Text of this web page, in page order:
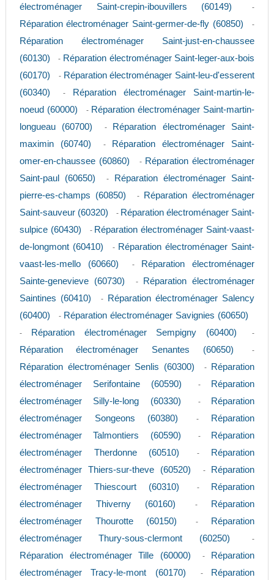
électroménager Saint-crepin-ibouvillers (60149)
-
Réparation électroménager Saint-germer-de-fly (60850) -
Réparation électroménager Saint-just-en-chaussee
(60130)
- Réparation électroménager Saint-leger-aux-bois
(60170)
- Réparation électroménager Saint-leu-d'esserent
(60340)
-
Réparation électroménager Saint-martin-le-
noeud (60000)
- Réparation électroménager Saint-martin-
longueau (60700)
-
Réparation électroménager Saint-
maximin (60740)
-
Réparation électroménager Saint-
omer-en-chaussee (60860)
- Réparation électroménager
Saint-paul (60650)
-
Réparation électroménager Saint-
pierre-es-champs (60850)
-
Réparation électroménager
Saint-sauveur (60320)
- Réparation électroménager Saint-
sulpice (60430)
- Réparation électroménager Saint-vaast-
de-longmont (60410)
- Réparation électroménager Saint-
vaast-les-mello (60660)
-
Réparation électroménager
Sainte-genevieve (60730)
-
Réparation électroménager
Saintines (60410)
-
Réparation électroménager Salency
(60400)
- Réparation électroménager Savignies (60650)
- Réparation électroménager Sempigny (60400) -
Réparation électroménager Senantes (60650) -
Réparation électroménager Senlis (60300) -
Réparation
électroménager Serifontaine (60590)
-
Réparation
électroménager Silly-le-long (60330)
-
Réparation
électroménager Songeons (60380)
-
Réparation
électroménager Talmontiers (60590)
-
Réparation
électroménager Therdonne (60510)
-
Réparation
électroménager Thiers-sur-theve (60520)
-
Réparation
électroménager Thiescourt (60310)
-
Réparation
électroménager Thiverny (60160)
-
Réparation
électroménager Thourotte (60150)
-
Réparation
électroménager Thury-sous-clermont (60250)
-
Réparation électroménager Tille (60000) -
Réparation
électroménager Tracy-le-mont (60170)
-
Réparation